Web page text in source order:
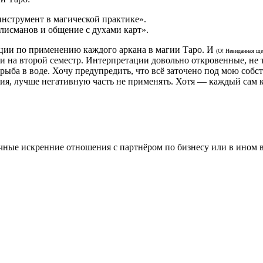
в магической практике».
и общение с духами карт».
по применению каждого аркана в магии Таро. И (О! Невиданная
на второй семестр. Интерпретации довольно откровенные,
в воде. Хочу предупредить, что всё заточено под мою
лучше негативную часть не применять. Хотя — каждый сам
искренние отношения с партнёром по бизнесу или в ином